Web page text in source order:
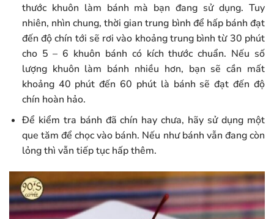
thước khuôn làm bánh mà bạn đang sử dụng. Tuy
nhiên, nhìn chung, thời gian trung bình để hấp bánh đạt
đến độ chín tới sẽ rơi vào khoảng trung bình từ 30 phút
cho 5 – 6 khuôn bánh có kích thước chuẩn. Nếu số
lượng khuôn làm bánh nhiều hơn, bạn sẽ cần mất
khoảng 40 phút đến 60 phút là bánh sẽ đạt đến độ
chín hoàn hảo.
Để kiểm tra bánh đã chín hay chưa, hãy sử dụng một
que tăm để chọc vào bánh. Nếu như bánh vẫn đang còn
lỏng thì vẫn tiếp tục hấp thêm.